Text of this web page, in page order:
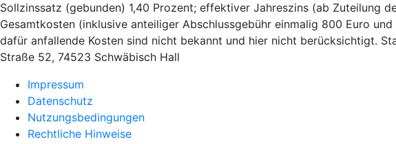
Sollzinssatz (gebunden) 1,40 Prozent; effektiver Jahreszins (ab Zuteilung
Gesamtkosten (inklusive anteiliger Abschlussgebühr einmalig 800 Euro
dafür anfallende Kosten sind nicht bekannt und hier nicht berücksichtigt.
Straße 52, 74523 Schwäbisch Hall
Impressum
Datenschutz
Nutzungsbedingungen
Rechtliche Hinweise